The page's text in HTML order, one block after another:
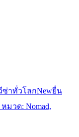
ซ่าทั่วโลกNewยื่น
หมวด: Nomad,